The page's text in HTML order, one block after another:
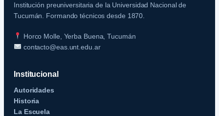
Institución preuniversitaria de la Universidad Nacional de
Tucumán. Formando técnicos desde 1870.
Horco Molle, Yerba Buena, Tucumán
contacto@eas.unt.edu.ar
Institucional
Autoridades
Historia
La Escuela